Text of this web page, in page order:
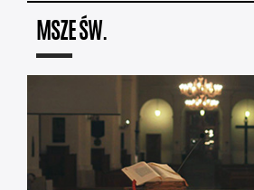
MSZE ŚW.